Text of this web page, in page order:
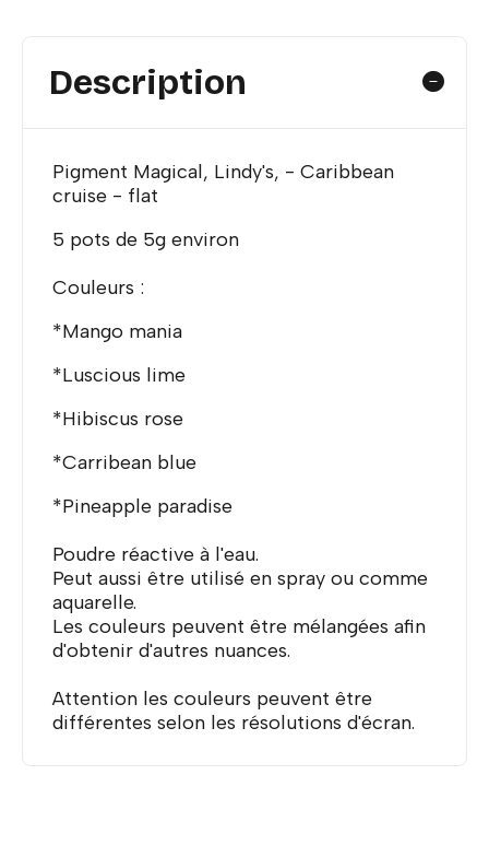
Description
Pigment Magical, Lindy's, - Caribbean
cruise - flat
5 pots de 5g environ
Couleurs :
*Mango mania
*Luscious lime
*Hibiscus rose
*Carribean blue
*Pineapple paradise
Poudre réactive à l'eau.
Peut aussi être utilisé en spray ou comme
aquarelle.
Les couleurs peuvent être mélangées afin
d'obtenir d'autres nuances.
Attention les couleurs peuvent être
différentes selon les résolutions d'écran.